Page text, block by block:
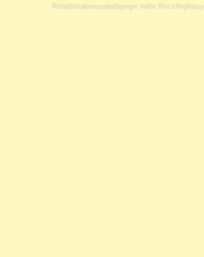
Rehabilitationspaedagogin nahe